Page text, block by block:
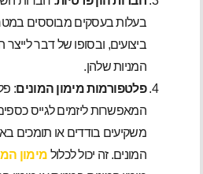
בעלות בעסקים מבוססים
ביצועים, ובסופו של דבר
המניות שלהן.
פלטפורמות מימון המונים:
המאפשרות ליזמים לגייס
משקיעים בודדים או תומכים
המונים. זה יכול לכלול מימון